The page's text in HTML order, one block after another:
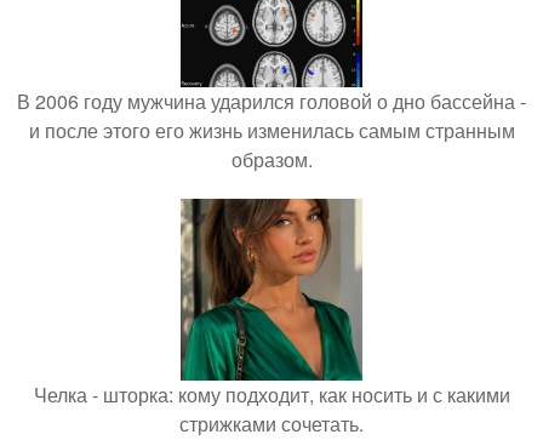
В 2006 году мужчина ударился головой о дно бассейна -
и после этого его жизнь изменилась самым странным
образом.
Челка - шторка: кому подходит, как носить и с какими
стрижками сочетать.